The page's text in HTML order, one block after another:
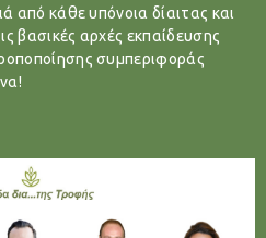
από κάθε υπόνοια δίαιτας και
βασικές αρχές εκπαίδευσης
συμπεριφοράς